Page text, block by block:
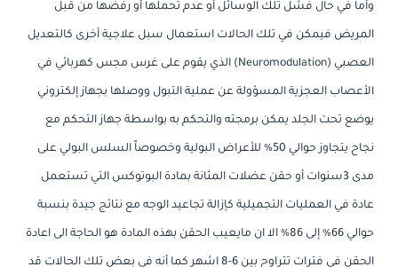
وأما في حال فشل تلك الوسائل أو عدم تحملها أو رفضها من قبل
المريض فيمكن في تلك الحالات استعمال سبل علاجية أخرى كالتعديل
العصبي (Neuromodulation) الذي يقوم على غرس مجس كهربائي في
الأعصاب العجزية المسؤولة عن عملية التبول ووصلها بجهاز إلكتروني
يوضع تحت الجلد يمكن برمجته والتحكم به بواسطة جهاز التحكم مع
نجاح يتجاوز حوالي 50% للأعراض البولية وخصوصاً السلس البولي على
مدى 3سنوات أو حقن عضلات المثانة بمادة البوتوكس التي تستعمل
عادة في العمليات التجميلية كإزالة تجاعيد الوجه مع نتائج جيدة بنسبة
حوالي 66% إلى 86% الا ان مايعيب الحقن بهذه المادة هو الحاجة الى اعادة
الحقن في فترات تتراوح بين 6-8 اشهر كما أنه في بعض تلك الحالات قد